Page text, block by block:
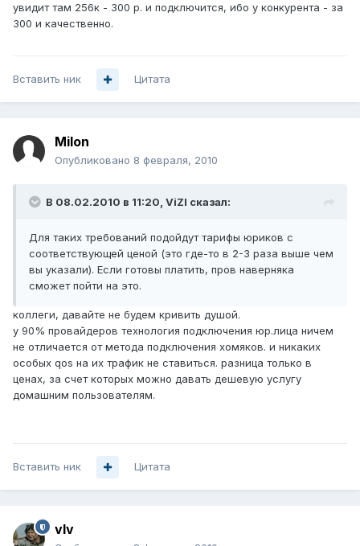
увидит там 256к - 300 р. и подключится, ибо у конкурента - за
300 и качественно.
Вставить ник Цитата
Milon
Опубликовано 8 февраля, 2010
В 08.02.2010 в 11:20, ViZl сказал:
Для таких требований подойдут тарифы юриков с
соответствующей ценой (это где-то в 2-3 раза выше чем
вы указали). Если готовы платить, пров наверняка
сможет пойти на это.
коллеги, давайте не будем кривить душой.
у 90% провайдеров технология подключения юр.лица ничем
не отличается от метода подключения хомяков. и никаких
особых qos на их трафик не ставиться. разница только в
ценах, за счет которых можно давать дешевую услугу
домашним пользователям.
Вставить ник Цитата
vIv